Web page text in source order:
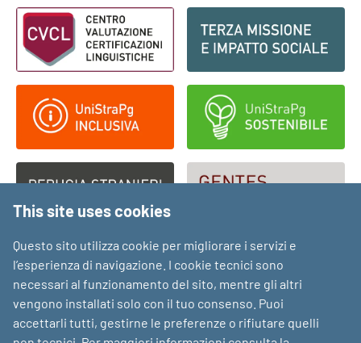
Footer - Loghi
This site uses cookies
Questo sito utilizza cookie per migliorare i servizi e
l’esperienza di navigazione. I cookie tecnici sono
necessari al funzionamento del sito, mentre gli altri
vengono installati solo con il tuo consenso. Puoi
accettarli tutti, gestirne le preferenze o rifiutare quelli